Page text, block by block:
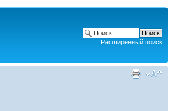
Расширенный поиск